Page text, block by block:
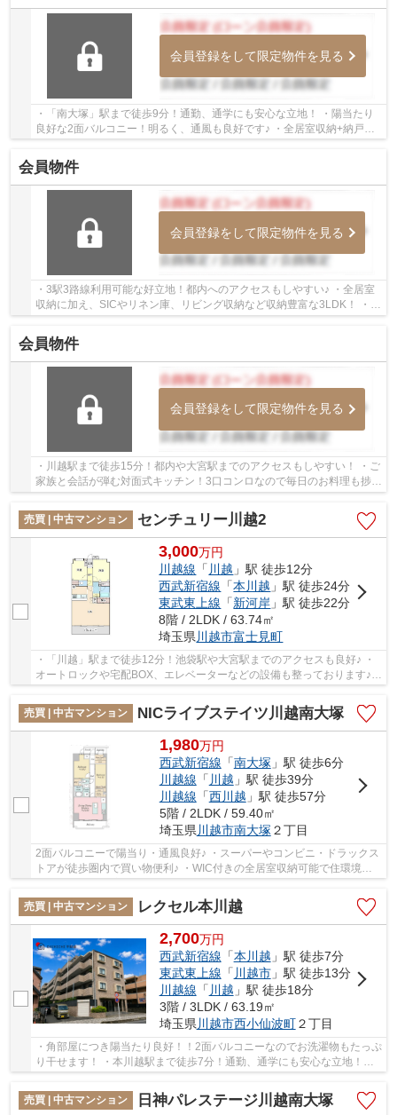
会員登録をして限定物件を見る
・「南大塚」駅まで徒歩9分！通勤、通学にも安心な立地！ ・陽当たり
良好な2面バルコニー！明るく、通風も良好です♪ ・全居室収納+納戸が
あるので収納場所には困りませんね♪ 経験豊富...
会員物件
会員登録をして限定物件を見る
・3駅3路線利用可能な好立地！都内へのアクセスもしやすい♪ ・全居室
収納に加え、SICやリネン庫、リビング収納など収納豊富な3LDK！ ・あ
ると嬉しいオートロックやTVモニター付きイン...
会員物件
会員登録をして限定物件を見る
・川越駅まで徒歩15分！都内や大宮駅までのアクセスもしやすい！ ・ご
家族と会話が弾む対面式キッチン！3口コンロなので毎日のお料理も捗り
ます！ ・小中学校徒歩10分圏内！お子様の通...
売買 | 中古マンション
センチュリー川越2
3,000万円
川越線 「 川越 」駅 徒歩12分
西武新宿線 「本川越 」駅 徒歩24分
東武東上線 「新河岸 」駅 徒歩22分
8階 / 2LDK / 63.74㎡
埼玉県川越市富士見町
・「川越」駅まで徒歩12分！池袋駅や大宮駅までのアクセスも良好♪ ・
オートロックや宅配BOX、エレベーターなどの設備も整っております♪
売買 | 中古マンション
NICライブステイツ川越南大塚
1,980万円
西武新宿線 「南大塚」駅 徒歩6分
川越線 「 川越 」駅 徒歩39分
川越線 「西川越 」駅 徒歩57分
5階 / 2LDK / 59.40㎡
埼玉県川越市南大塚２丁目
2面バルコニーで陽当り・通風良好♪ ・スーパーやコンビニ・ドラックス
トアが徒歩圏内で買い物便利♪ ・WIC付きの全居室収納可能で住環境ス
売買 | 中古マンション
レクセル本川越
2,700万円
西武新宿線 「本川越 」駅 徒歩7分
東武東上線 「 川越市」駅 徒歩13分
川越線 「 川越 」駅 徒歩18分
3階 / 3LDK / 63.19㎡
埼玉県 川越市西小仙波町２丁目
・角部屋につき陽当たり良好！！2面バルコニーなのでお洗濯物もたっぷ
り干せます！ ・本川越駅まで徒歩7分！通勤、通学にも安心な立地！！
売買 | 中古マンション
日神パレステージ川越南大塚